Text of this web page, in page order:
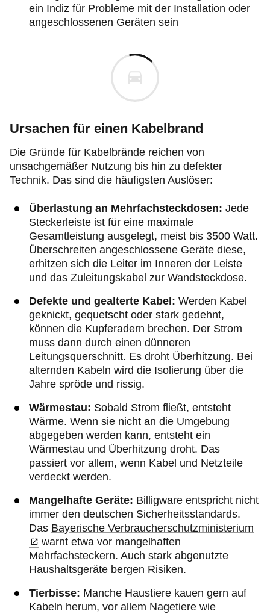
ein Indiz für Probleme mit der Installation oder
angeschlossenen Geräten sein
Ursachen für einen Kabelbrand
Die Gründe für Kabelbrände reichen von
unsachgemäßer Nutzung bis hin zu defekter
Technik. Das sind die häufigsten Auslöser:
Überlastung an Mehrfachsteckdosen: Jede
Steckerleiste ist für eine maximale
Gesamtleistung ausgelegt, meist bis 3500 Watt.
Überschreiten angeschlossene Geräte diese,
erhitzen sich die Leiter im Inneren der Leiste
und das Zuleitungskabel zur Wandsteckdose.
Defekte und gealterte Kabel: Werden Kabel
geknickt, gequetscht oder stark gedehnt,
können die Kupferadern brechen. Der Strom
muss dann durch einen dünneren
Leitungsquerschnitt. Es droht Überhitzung. Bei
alternden Kabeln wird die Isolierung über die
Jahre spröde und rissig.
Wärmestau: Sobald Strom fließt, entsteht
Wärme. Wenn sie nicht an die Umgebung
abgegeben werden kann, entsteht ein
Wärmestau und Überhitzung droht. Das
passiert vor allem, wenn Kabel und Netzteile
verdeckt werden.
Mangelhafte Geräte: Billigware entspricht nicht
immer den deutschen Sicherheitsstandards.
Das Bayerische Verbraucherschutzministerium
warnt etwa vor mangelhaften
Mehrfachsteckern. Auch stark abgenutzte
Haushaltsgeräte bergen Risiken.
Tierbisse: Manche Haustiere kauen gern auf
Kabeln herum, vor allem Nagetiere wie